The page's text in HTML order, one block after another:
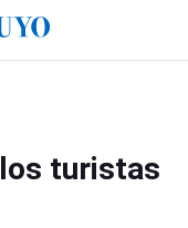
turistas